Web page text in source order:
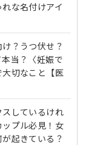
な名付けアイ
？うつ伏せ？
当？〈妊娠で
切なこと【医
スしているけれ
プル必見！女
起きている？